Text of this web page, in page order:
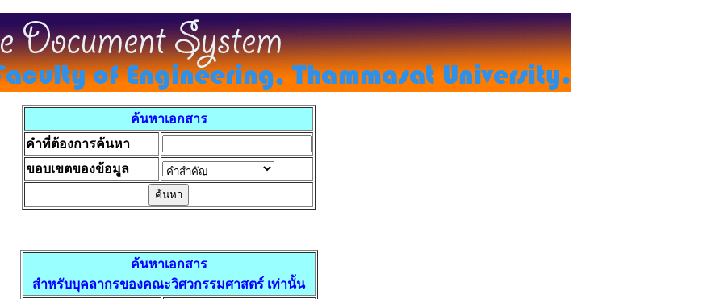
ค้นหาเอกสาร
คำที่ต้องการค้นหา
ขอบเขตของข้อมูล
ค้นหาเอกสาร
สำหรับบุคลากรของคณะวิศวกรรมศาสตร์ เท่านั้น